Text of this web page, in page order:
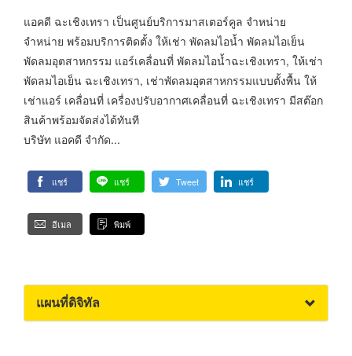
แอคดี ฉะเชิงเทรา เป็นศูนย์บริการมาสเตอร์คูล จำหน่าย
จำหน่าย พร้อมบริการติดตั้ง ให้เช่า พัดลมไอน้ำ พัดลมไอเย็น
พัดลมอุตสาหกรรม แอร์เคลื่อนที่ พัดลมไอน้ำฉะเชิงเทรา, ให้เช่า
พัดลมไอเย็น ฉะเชิงเทรา, เช่าพัดลมอุตสาหกรรมแบบตั้งพื้น ให้
เช่าแอร์ เคลื่อนที่ เครื่องปรับอากาศเคลื่อนที่ ฉะเชิงเทรา มีสต๊อก
สินค้าพร้อมจัดส่งได้ทันที
บริษัท แอคดี จำกัด...
แชร์ แชร์ Tweet แชร์
อีเมล พิมพ์
แผนที่ดิจิทัล